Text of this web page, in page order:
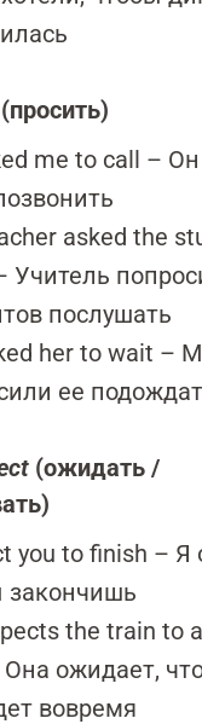
me to call –
asked the
Учитель
послушать
her to wait –
ее
(ожидать /
you to finish –
закончишь
the train to
ожидает,
вовремя